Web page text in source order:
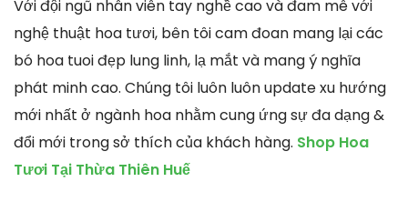
Với đội ngũ nhân viên tay nghề cao và đam mê với
nghệ thuật hoa tươi, bên tôi cam đoan mang lại các
bó hoa tuoi đẹp lung linh, lạ mắt và mang ý nghĩa
phát minh cao. Chúng tôi luôn luôn update xu hướng
mới nhất ở ngành hoa nhằm cung ứng sự đa dạng &
đổi mới trong sở thích của khách hàng. Shop Hoa
Tươi Tại Thừa Thiên Huế